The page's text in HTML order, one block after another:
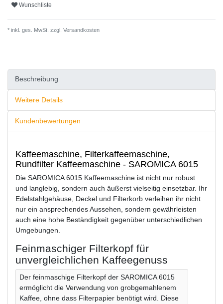
Wunschliste
* inkl. ges. MwSt. zzgl. Versandkosten
Beschreibung
Weitere Details
Kundenbewertungen
Kaffeemaschine, Filterkaffeemaschine,
Rundfilter Kaffeemaschine - SAROMICA 6015
Die SAROMICA 6015 Kaffeemaschine ist nicht nur robust
und langlebig, sondern auch äußerst vielseitig einsetzbar. Ihr
Edelstahlgehäuse, Deckel und Filterkorb verleihen ihr nicht
nur ein ansprechendes Aussehen, sondern gewährleisten
auch eine hohe Beständigkeit gegenüber unterschiedlichen
Umgebungen.
Feinmaschiger Filterkopf für
unvergleichlichen Kaffeegenuss
Der feinmaschige Filterkopf der SAROMICA 6015
ermöglicht die Verwendung von grobgemahlenem
Kaffee, ohne dass Filterpapier benötigt wird. Diese